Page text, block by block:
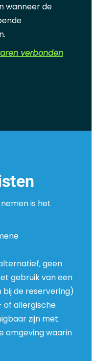
wanneer de
verbonden
is het
geen
gebruik van een
de reservering)
of allergische
zijn met
omgeving waarin